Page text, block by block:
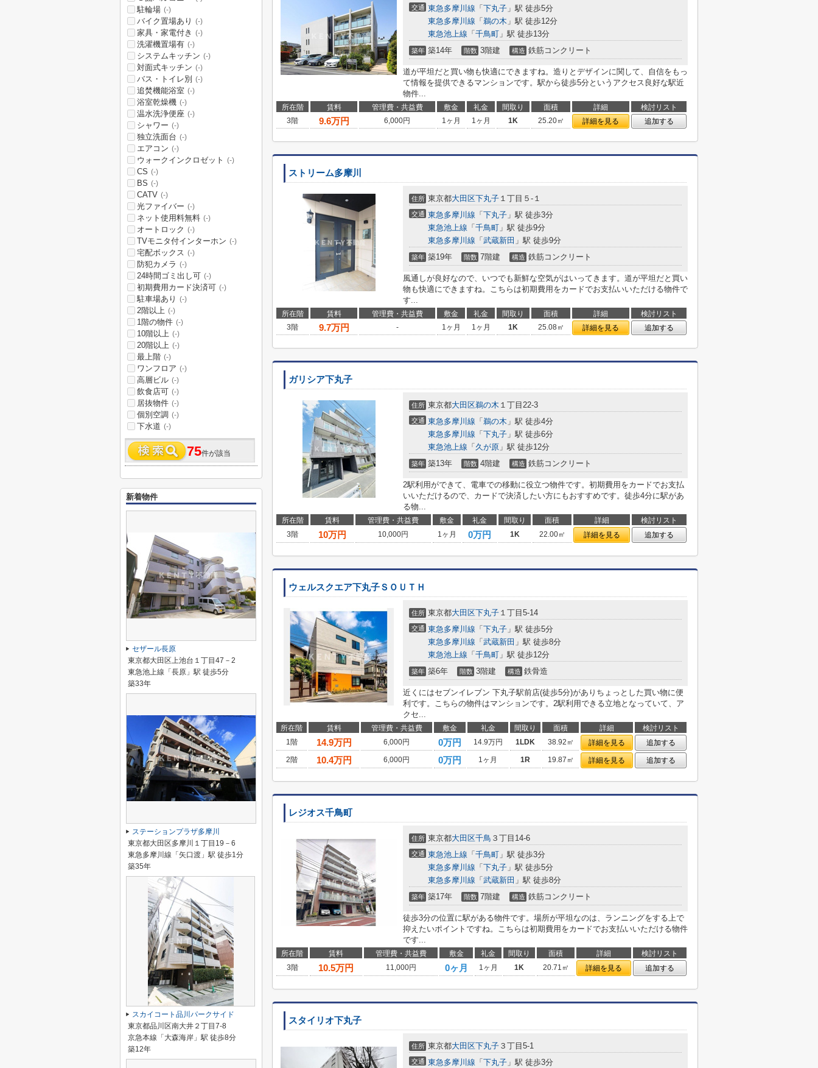
交通 東急多摩川線 「 下丸子 」駅 徒歩5分
東急多摩川線 「 鵜の木 」駅 徒歩12分
東急池上線 「 千鳥町 」駅 徒歩13分
築年 築14年 階数 3階建 構造 鉄筋コンクリート
道が平坦だと買い物も快適にできますね。造りとデザインに関して、自信をもっ
て情報を提供できるマンションです。駅から徒歩5分というアクセス良好な駅近
物件...
所在階 賃料 管理費・共益費 敷金 礼金 間取り 面積 詳細
検討リスト
3階
9.6万円 6,000円 1ヶ月 1ヶ月 1K 25.20㎡ 詳細を見る 追加する
ストリーム多摩川
住所 東京都大田区下丸子 １丁目５-１
交通 東急多摩川線 「 下丸子 」駅 徒歩3分
東急池上線 「 千鳥町 」駅 徒歩9分
東急多摩川線 「 武蔵新田 」駅 徒歩9分
築年 築19年 階数 7階建 構造 鉄筋コンクリート
風通しが良好なので、いつでも新鮮な空気がはいってきます。道が平坦だと買い
物も快適にできますね。こちらは初期費用をカードでお支払いいただける物件で
す...
所在階 賃料 管理費・共益費 敷金 礼金 間取り 面積 詳細
検討リスト
3階
9.7万円 - 1ヶ月 1ヶ月 1K 25.08㎡ 詳細を見る 追加する
ガリシア下丸子
住所 東京都大田区鵜の木 １丁目22-3
交通 東急多摩川線 「 鵜の木 」駅 徒歩4分
東急多摩川線 「 下丸子 」駅 徒歩6分
東急池上線 「 久が原 」駅 徒歩12分
築年 築13年 階数 4階建 構造 鉄筋コンクリート
2駅利用ができて、電車での移動に役立つ物件です。初期費用をカードでお支払
いいただけるので、カードで決済したい方にもおすすめです。徒歩4分に駅があ
る物...
所在階 賃料 管理費・共益費 敷金 礼金 間取り 面積 詳細
検討リスト
3階
10万円 10,000円 1ヶ月 0万円 1K 22.00㎡ 詳細を見る 追加する
ウェルスクエア下丸子ＳＯＵＴＨ
住所 東京都大田区下丸子 １丁目5-14
交通 東急多摩川線 「 下丸子 」駅 徒歩5分
東急多摩川線 「 武蔵新田 」駅 徒歩8分
東急池上線 「 千鳥町 」駅 徒歩12分
築年 築6年 階数 3階建 構造 鉄骨造
近くにはセブンイレブン 下丸子駅前店(徒歩5分)がありちょっとした買い物に便
利です。こちらの物件はマンションです。2駅利用できる立地となっていて、ア
クセ...
所在階 賃料 管理費・共益費 敷金 礼金 間取り 面積 詳細
検討リスト
1階
14.9万円 6,000円 0万円 14.9万円 1LDK 38.92㎡ 詳細を見る
追加する
2階
10.4万円 6,000円 0万円 1ヶ月 1R 19.87㎡ 詳細を見る 追加する
レジオス千鳥町
住所 東京都大田区千鳥 ３丁目14-6
交通 東急池上線 「 千鳥町 」駅 徒歩3分
東急多摩川線 「 下丸子 」駅 徒歩5分
東急多摩川線 「 武蔵新田 」駅 徒歩8分
築年 築17年 階数 7階建 構造 鉄筋コンクリート
徒歩3分の位置に駅がある物件です。場所が平坦なのは、ランニングをする上で
抑えたいポイントですね。こちらは初期費用をカードでお支払いいただける物件
です...
所在階 賃料 管理費・共益費 敷金 礼金 間取り 面積 詳細
検討リスト
3階
10.5万円 11,000円 0ヶ月 1ヶ月 1K 20.71㎡ 詳細を見る 追加する
スタイリオ下丸子
住所 東京都大田区下丸子 ３丁目5-1
交通 東急多摩川線 「 下丸子 」駅 徒歩3分
駐輪場 (-)
バイク置場あり (-)
家具・家電付き (-)
洗濯機置場有 (-)
システムキッチン (-)
対面式キッチン (-)
バス・トイレ別 (-)
追焚機能浴室 (-)
浴室乾燥機 (-)
温水洗浄便座 (-)
シャワー (-)
独立洗面台 (-)
エアコン (-)
ウォークインクロゼット (-)
CS (-)
BS (-)
CATV (-)
光ファイバー (-)
ネット使用料無料 (-)
オートロック (-)
TVモニタ付インターホン (-)
宅配ボックス (-)
防犯カメラ (-)
24時間ゴミ出し可 (-)
初期費用カード決済可 (-)
駐車場あり (-)
2階以上 (-)
1階の物件 (-)
10階以上 (-)
20階以上 (-)
最上階 (-)
ワンフロア (-)
高層ビル (-)
飲食店可 (-)
居抜物件 (-)
個別空調 (-)
下水道 (-)
75件が該当
新着物件
セザール長原
東京都大田区上池台１丁目47－2
東急池上線「長原」駅 徒歩5分
築33年
ステーションプラザ多摩川
東京都大田区多摩川１丁目19－6
東急多摩川線「矢口渡」駅 徒歩1分
築35年
スカイコート品川パークサイド
東京都品川区南大井２丁目7-8
京急本線「大森海岸」駅 徒歩8分
築12年